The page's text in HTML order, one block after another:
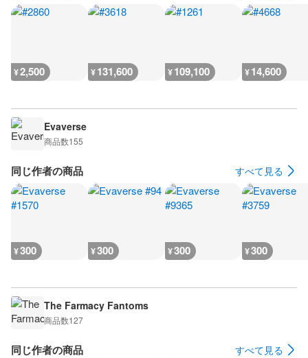
¥2,500 ¥131,600 ¥109,100 ¥14,600
Evaverse
商品数155
同じ作者の商品 すべて見る
¥300 ¥300 ¥300 ¥300
The Farmacy Fantoms
商品数127
同じ作者の商品 すべて見る